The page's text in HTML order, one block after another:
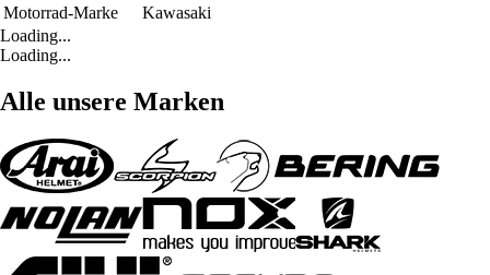
Motorrad-Marke
Kawasaki
Loading...
Loading...
Alle unsere Marken